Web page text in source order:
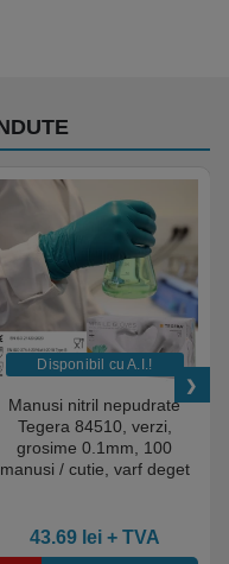
Disponibil cu A.I.​!
Manusi nitril nepudrate
Tegera 84510, verzi,
grosime 0.1mm, 100
manusi / cutie, varf deget
43.69 lei+ TVA